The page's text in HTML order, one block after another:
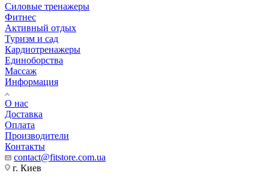
Силовые тренажеры
Фитнес
Активный отдых
Туризм и сад
Кардиотренажеры
Единоборства
Массаж
Информация
О нас
Доставка
Оплата
Производители
Контакты
contact@fitstore.com.ua
г. Киев